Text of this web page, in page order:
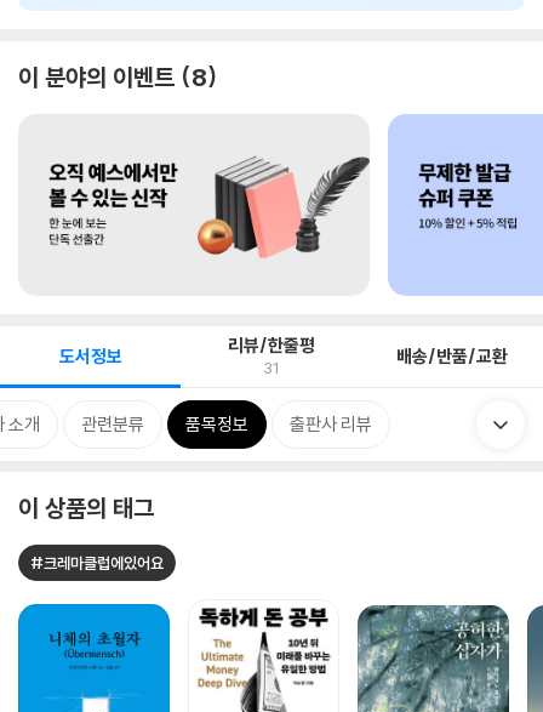
이 분야의 이벤트 8
도서정보 리뷰/한줄평
31 배송/반품/교환
소개 관련분류 품목정보 출판사 리뷰
이 상품의 태그
#크레마클럽에있어요